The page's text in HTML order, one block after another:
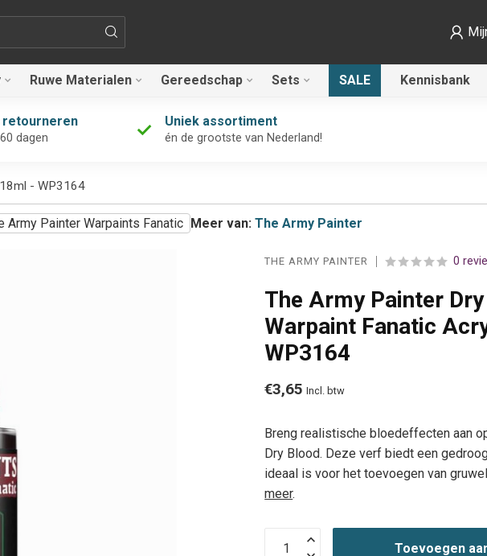
Ruwe Materialen Gereedschap Sets SALE Kennisbank
retourneren
dagen
Uniek assortiment
én de grootste van Nederland!
- WP3164
Army Painter Warpaints Fanatic Meer van: The Army Painter
THE ARMY PAINTER 0
The Army Painter
Warpaint Fanatic
WP3164
€3,65 Incl. btw
Breng realistische bloedeffecten aan
Dry Blood. Deze verf biedt een
ideaal is voor het toevoegen van
meer.
Toevoegen